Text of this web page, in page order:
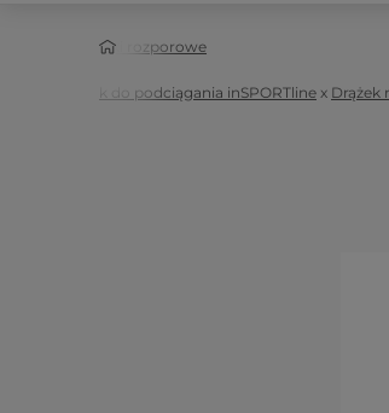
Drążki rozporowe
Drążek do podciągania inSPORTline x Drążek